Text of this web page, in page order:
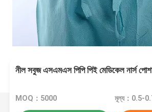
নীল সবুজ এসএমএস পিপি পিই মেডিকেল নার্স
MOQ：5000 মূল্য：0.5-